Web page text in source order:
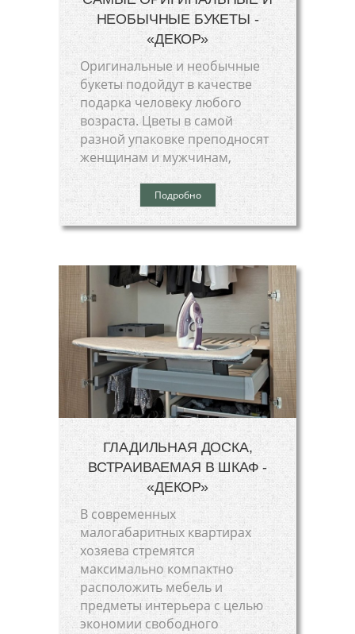
НЕОБЫЧНЫЕ БУКЕТЫ -
«ДЕКОР»
Оригинальные и необычные
букеты подойдут в качестве
подарка человеку любого
возраста. Цветы в самой
разной упаковке преподносят
женщинам и мужчинам,
Подробно
ГЛАДИЛЬНАЯ ДОСКА,
ВСТРАИВАЕМАЯ В ШКАФ -
«ДЕКОР»
В современных
малогабаритных квартирах
хозяева стремятся
максимально компактно
расположить мебель и
предметы интерьера с целью
экономии свободного